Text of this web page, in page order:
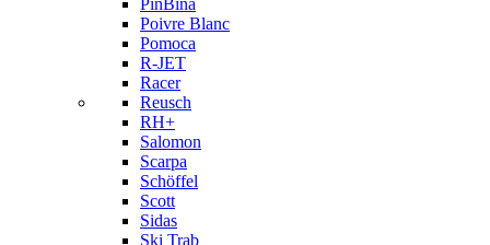
PinBina
Poivre Blanc
Pomoca
R-JET
Racer
Reusch
RH+
Salomon
Scarpa
Schöffel
Scott
Sidas
Ski Trab